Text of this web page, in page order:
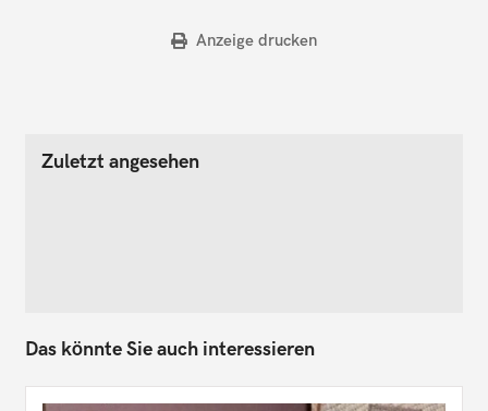
Anzeige drucken
Zuletzt angesehen
Das könnte Sie auch interessieren